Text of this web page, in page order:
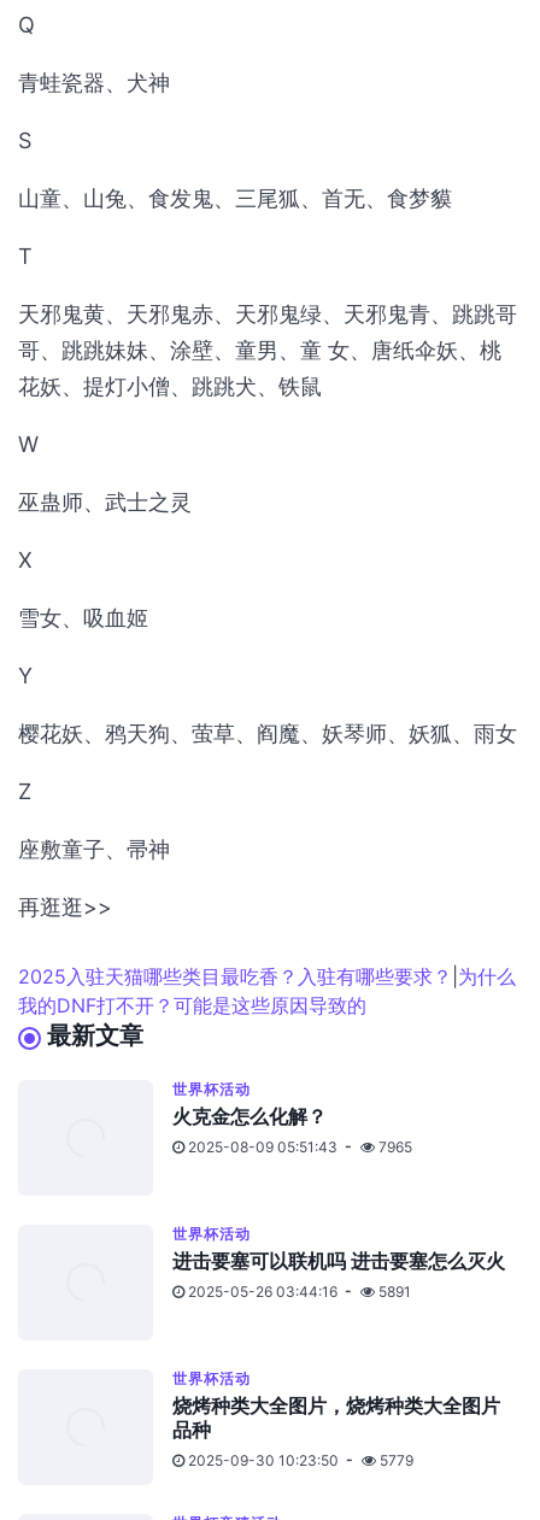
Q
青蛙瓷器、犬神
S
山童、山兔、食发鬼、三尾狐、首无、食梦貘
T
天邪鬼黄、天邪鬼赤、天邪鬼绿、天邪鬼青、跳跳哥
哥、跳跳妹妹、涂壁、童男、童 女、唐纸伞妖、桃
花妖、提灯小僧、跳跳犬、铁鼠
W
巫蛊师、武士之灵
X
雪女、吸血姬
Y
樱花妖、鸦天狗、萤草、阎魔、妖琴师、妖狐、雨女
Z
座敷童子、帚神
再逛逛>>
2025入驻天猫哪些类目最吃香？入驻有哪些要求？ 为什么
我的DNF打不开？可能是这些原因导致的
最新文章
世界杯活动
火克金怎么化解？
2025-08-09 05:51:43 7965
世界杯活动
进击要塞可以联机吗 进击要塞怎么灭火
2025-05-26 03:44:16 5891
世界杯活动
烧烤种类大全图片，烧烤种类大全图片
品种
2025-09-30 10:23:50 5779